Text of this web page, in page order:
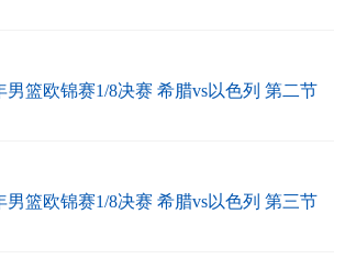
男篮欧锦赛1/8决赛 希腊vs以色列 第二节
男篮欧锦赛1/8决赛 希腊vs以色列 第三节